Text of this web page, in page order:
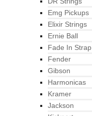
Emg Pickups
Elixir Strings
Ernie Ball
Fade In Strap
Fender
Gibson
Harmonicas
Kramer
Jackson